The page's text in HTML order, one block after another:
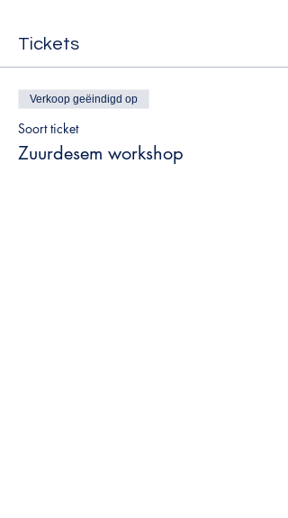
Tickets
Verkoop geëindigd op
Soort ticket
Zuurdesem workshop